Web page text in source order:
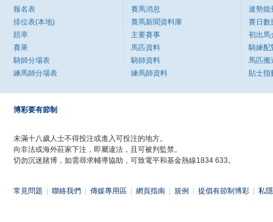
報名表
排位表(本地)
賠率
賽果
騎師分場表
練馬師分場表
賽馬消息
賽馬新聞資料庫
主要賽事
馬匹資料
騎師資料
練馬師資料
速勢能
賽日數
初出馬
騎練配
馬匹搬
貼士指
博彩要有節制
未滿十八歲人士不得投注或進入可投注的地方。
向非法或海外莊家下注，即屬違法，且可被判監禁。
切勿沉迷賭博，如需尋求輔導協助，可致電平和基金熱線1834 633。
常見問題 聯絡我們 傳媒專用區 網頁指南 規例 提倡有節制博彩 私